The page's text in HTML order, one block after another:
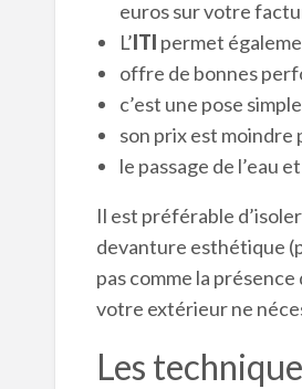
euros sur votre
L’ITI permet
offre de bonnes
c’est une pose
son prix est
le passage de l’eau
Il est préférable d’isoler
devanture esthétique
pas comme la
votre extérieur ne
Les